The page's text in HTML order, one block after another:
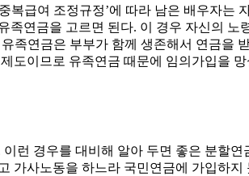
복급여 조정규정’에 따라 남은 배우자
연금을 고르면 된다. 이 경우 자신의
족연금은 부부가 함께 생존해서 연금을
도이므로 유족연금 때문에 임의가입을
런 경우를 대비해 알아 두면 좋은 분할
가사노동을 하느라 국민연금에 가입하